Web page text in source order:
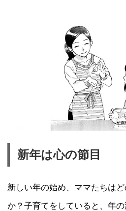
新年は心の節目
新しい年の始め、ママたちは
か？子育てをしていると、年の